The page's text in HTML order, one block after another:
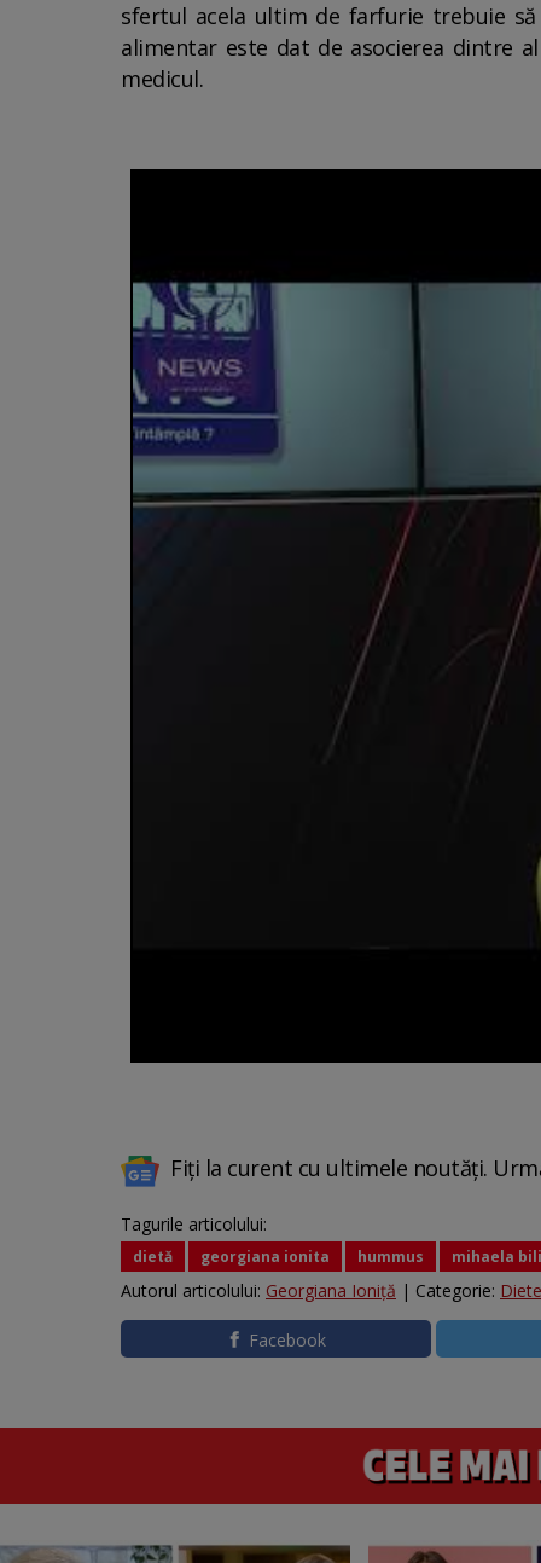
sfertul acela ultim de farfurie trebuie
alimentar este dat de asocierea dintre
medicul.
Fiți la curent cu ultimele noutăți.
Tagurile articolului:
dietă georgiana ionita hummus mihaela
Autorul articolului: Georgiana Ioniţă | Categorie: Diete
Facebook